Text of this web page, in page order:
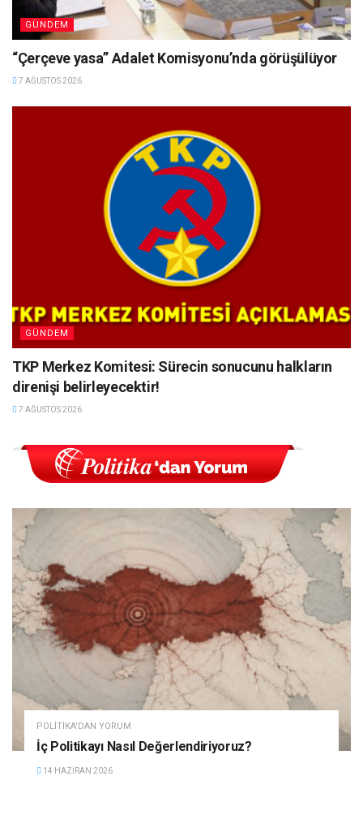
GÜNDEM
“Çerçeve yasa” Adalet Komisyonu’nda görüşülüyor
7 AĞUSTOS 2026
GÜNDEM
TKP Merkez Komitesi: Sürecin sonucunu halkların
direnişi belirleyecektir!
7 AĞUSTOS 2026
POLITIKA'DAN YORUM
İç Politikayı Nasıl Değerlendiriyoruz?
14 HAZIRAN 2026